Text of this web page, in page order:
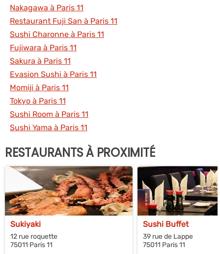
Nakagawa à Paris 11
Restaurant Fuji San à Paris 11
Sushi Charonne à Paris 11
Fujiwara à Paris 11
Sakura à Paris 11
Evasion Sushi à Paris 11
Momiji à Paris 11
Tokyo à Paris 11
Sushi Room à Paris 11
Sushi Yama à Paris 11
RESTAURANTS À PROXIMITÉ
Sukiyaki
12 rue roquette
75011 Paris 11
Sushi Buffet
39 rue de Lappe
75011 Paris 11